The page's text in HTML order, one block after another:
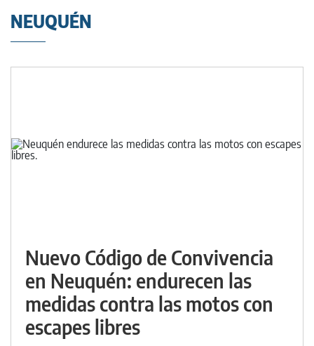
NEUQUÉN
Nuevo Código de Convivencia
en Neuquén: endurecen las
medidas contra las motos con
escapes libres